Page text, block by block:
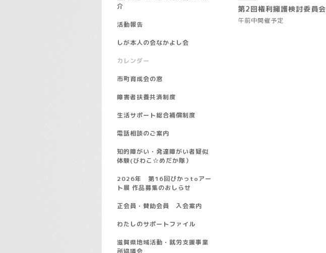
第2回権利擁護検討委員会
午前中開催予定
介
活動報告
しが本人の会なかよし会
カレンダー
市町育成会の窓
障害者扶養共済制度
生活サポート総合補償制度
電話相談のご案内
知的障がい・発達障がい者疑似
体験(びわこ☆めだか隊）
2026年 第16回ぴかっtoアー
ト展 作品募集のおしらせ
正会員・賛助会員 入会案内
わたしのサポートファイル
滋賀県地域活動・就労支援事業
所協議会